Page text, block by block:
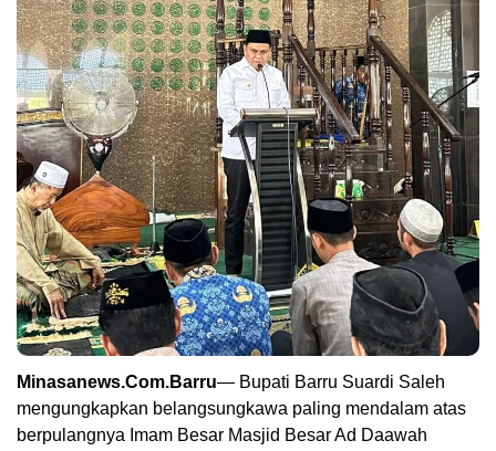
Minasanews.Com.Barru— Bupati Barru Suardi Saleh
mengungkapkan belangsungkawa paling mendalam atas
berpulangnya Imam Besar Masjid Besar Ad Daawah